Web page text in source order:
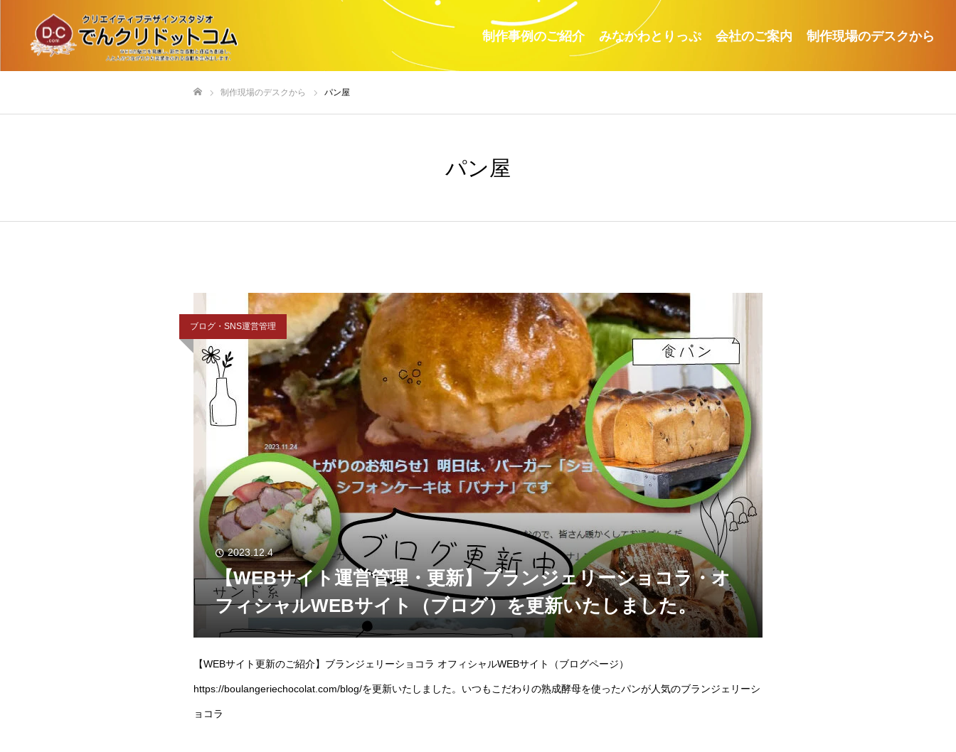
制作事例のご紹介 みなかわとりっぷ 会社のご案内 制作現場のデスクから
制作現場のデスクから パン屋
パン屋
ブログ・SNS運営管理
2023.12.4
【WEBサイト運営管理・更新】ブランジェリーショコラ・オ
フィシャルWEBサイト（ブログ）を更新いたしました。
【WEBサイト更新のご紹介】ブランジェリーショコラ オフィシャルWEBサイト（ブログページ）
https://boulangeriechocolat.com/blog/を更新いたしました。いつもこだわりの熟成酵母を使ったパンが人気のブランジェリーシ
ョコラ